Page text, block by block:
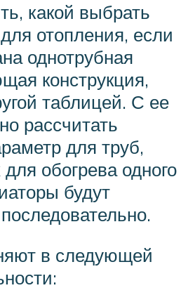
какой выбрать
отопления, если
однотрубная
конструкция,
таблицей. С ее
рассчитать
для труб,
обогрева одного
будут
в следующей